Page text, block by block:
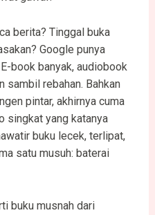
berita? Tinggal buka
Google punya
book banyak, audiobook
sambil rebahan. Bahkan
pintar, akhirnya cuma
singkat yang katanya
buku lecek, terlipat,
satu musuh: baterai
buku musnah dari